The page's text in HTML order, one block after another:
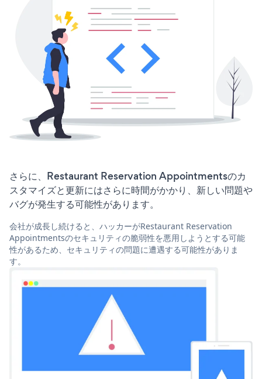
さらに、Restaurant Reservation Appointmentsのカ
スタマイズと更新にはさらに時間がかかり、新しい問題や
バグが発生する可能性があります。
会社が成長し続けると、ハッカーがRestaurant Reservation
Appointmentsのセキュリティの脆弱性を悪用しようとする可能
性があるため、セキュリティの問題に遭遇する可能性がありま
す。